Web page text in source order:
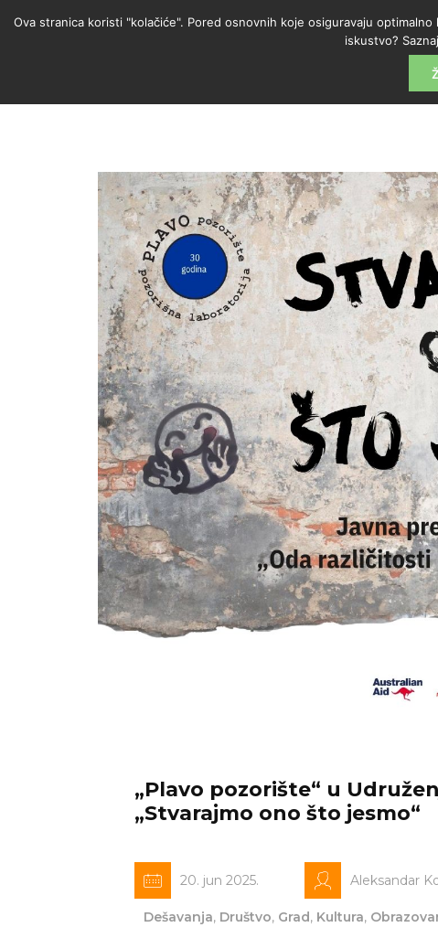
„Plavo pozorište“ u
„Stvarajmo ono što jesmo“
20. jun 2025. Aleksandar
Dešavanja, Društvo, Grad, Kultura,
Ova stranica koristi "kolačiće". Pored osnovnih koje osiguravaju
iskustvo?